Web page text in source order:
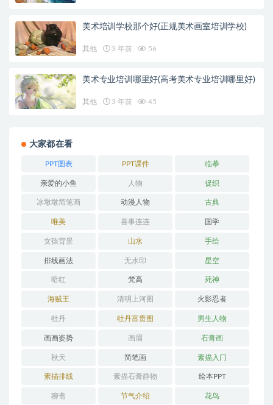
美术培训学校那个好(正规美术画室培训学校)
其他 3 年前 56
美术专业培训哪里好(高考美术专业培训哪里好)
其他 3 年前 45
大家都在看
PPT图表 PPT课件 临摹
亲爱的小鱼 人物 促织
冰墩墩简笔画 动漫人物 古典
唯美 喜事连连 国学
女孩背景 山水 手绘
排线画法 无水印 星空
暗红 梵高 死神
海贼王 清明上河图 火影忍者
牡丹 牡丹富贵图 男生人物
画画姿势 画眉 石膏画
秋天 简笔画 素描入门
素描排线 素描石膏静物 绘本PPT
聊斋 节气介绍 花鸟